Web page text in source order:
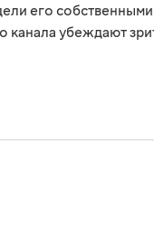
его собственными
канала убеждают